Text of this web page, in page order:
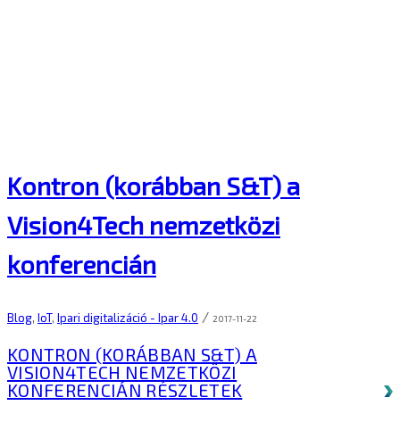
Kontron (korábban S&T) a
Vision4Tech nemzetközi
konferencián
Blog, IoT, Ipari digitalizáció - Ipar 4.0 / 2017-11-22
KONTRON (KORÁBBAN S&T) A
VISION4TECH NEMZETKÖZI
KONFERENCIÁN RÉSZLETEK